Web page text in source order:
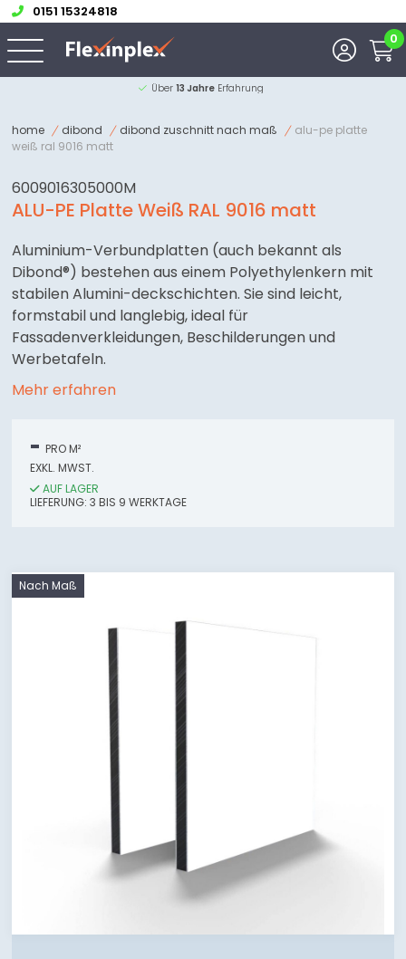
0151 15324818
0
Über13 JahreErfahrung
home dibond dibond zuschnitt nach maß
alu-pe platte
weiß ral 9016 matt
6009016305000M
ALU-PE Platte Weiß RAL 9016 matt
Aluminium-Verbundplatten (auch bekannt als
Dibond®) bestehen aus einem Polyethylenkern mit
stabilen Alumini-deckschichten. Sie sind leicht,
formstabil und langlebig, ideal für
Fassadenverkleidungen, Beschilderungen und
Werbetafeln.
Mehr erfahren
- PRO M²
EXKL. MWST.
AUF LAGER
LIEFERUNG:3 BIS 9 WERKTAGE
Nach Maß